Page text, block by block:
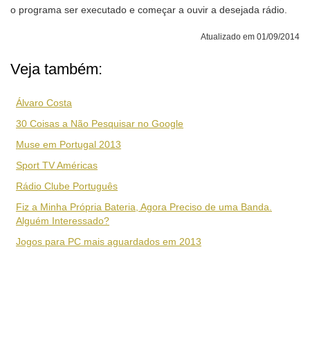
o programa ser executado e começar a ouvir a desejada rádio.
Atualizado em 01/09/2014
Veja também:
Álvaro Costa
30 Coisas a Não Pesquisar no Google
Muse em Portugal 2013
Sport TV Américas
Rádio Clube Português
Fiz a Minha Própria Bateria, Agora Preciso de uma Banda.
Alguém Interessado?
Jogos para PC mais aguardados em 2013